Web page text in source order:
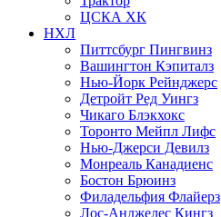
ЦСКА ХК
НХЛ
Питтсбург Пингвинз
Вашингтон Кэпиталз
Нью-Йорк Рейнджерс
Детройт Ред Уингз
Чикаго Блэкхокс
Торонто Мейпл Лифс
Нью-Джерси Девилз
Монреаль Канадиенс
Бостон Брюинз
Филадельфия Флайерз
Лос-Анджелес Кингз